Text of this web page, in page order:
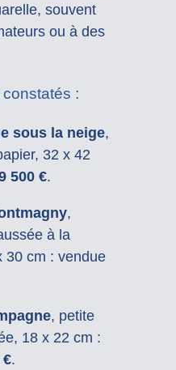
souvent
ou à des
:
sous la neige,
32 x 42
500 €.
,
à la
30 cm : vendue
, petite
18 x 22 cm :
€.